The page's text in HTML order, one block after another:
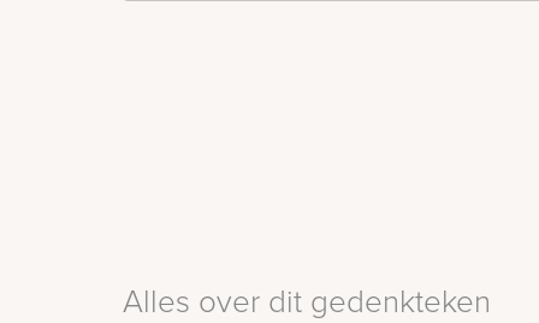
Alles over dit gedenkteken